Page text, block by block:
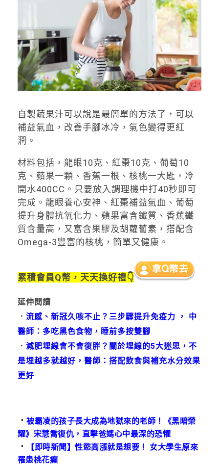
自製蔬果汁可以說是最簡單的方法了，可以
補益氣血，改善手腳冰冷，氣色變得更紅
潤。
材料包括，龍眼10克、紅棗10克、葡萄10
克、蘋果一顆、香蕉一根、核桃一大匙，冷
開水400CC。只要放入調理機中打40秒即可
完成。龍眼養心安神、紅棗補益氣血、葡萄
提升身體抗氧化力、蘋果富含鐵質、香蕉鐵
質含量高，又富含果膠及胡蘿蔔素，搭配含
Omega-3豐富的核桃，簡單又健康。
累積會員Q幣，天天換好禮👇
延伸閱讀
． 流感、新冠久咳不止？三步驟提升免疫力 ， 中
醫師：多吃黑色食物，睡前多按雙腳
． 減肥埋線會不會復胖？關於埋線的5大迷思，不
是埋越多就越好，醫師：搭配飲食與補充水分效果
更好
．被霸凌的孩子長大成為地獄來的老師！《黑暗榮
耀》宋慧喬復仇，直擊爸媽心中最深的恐懼
．
【即時新聞】性慾高漲就是想要！ 女大學生原來
罹患桃花癲